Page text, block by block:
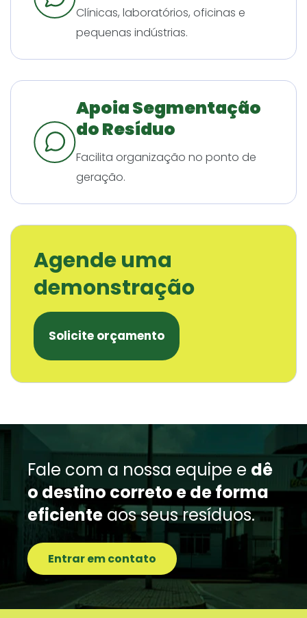
Clínicas, laboratórios, oficinas e
pequenas indústrias.
Apoia Segmentação
do Resíduo
Facilita organização no ponto de
geração.
Agende uma
demonstração
Solicite orçamento
Fale com a nossa equipe e dê
o destino correto e de forma
eficiente aos seus resíduos.
Entrar em contato